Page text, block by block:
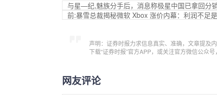
与星—纪,魅族分手后，消息称极星中国已拿回分
前:暴雪总裁揭秘微软 Xbox 涨价内幕：利润不足
声明：证券时报力求信息真实、准确，文章提及
下载“证券时报”官方APP，或关注官方微信公众
网友评论